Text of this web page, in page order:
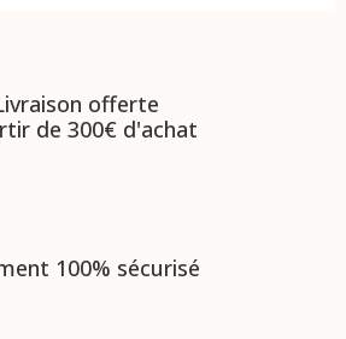
offerte
de 300€ d'achat
100% sécurisé